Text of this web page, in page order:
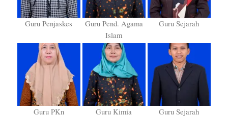
Guru Penjaskes
Guru Pend. Agama
Islam
Guru Sejarah
Guru PKn Guru Kimia Guru Sejarah